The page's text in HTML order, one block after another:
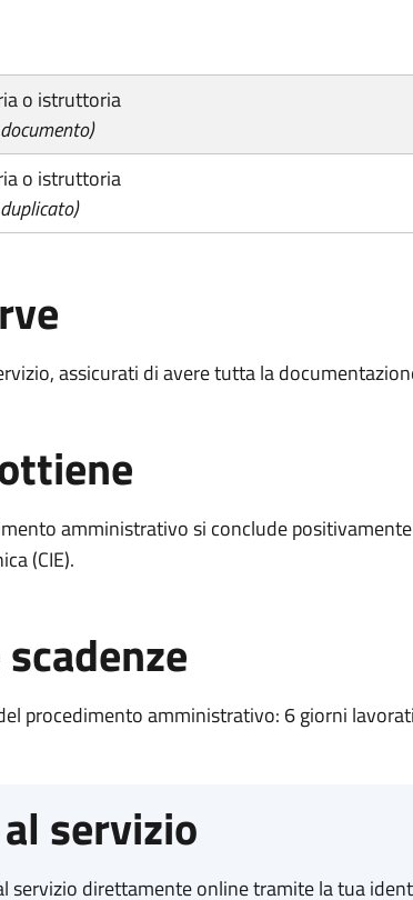
o istruttoria
o istruttoria
assicurati di avere tutta la
amministrativo si conclude
(CIE).
procedimento amministrativo: 6 giorni
servizio
servizio direttamente online tramite la tua